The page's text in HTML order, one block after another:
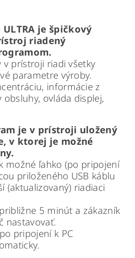
ULTRA je špičkový
riadený
v prístroji riadi všetky
parametre výroby.
informácie z
obsluhy, ovláda displej,
je v prístroji uložený
v ktorej je možné
možné ľahko (po pripojení
priloženého USB káblu
(aktualizovaný) riadiaci
5 minút a zákazník
nastavovať.
pripojení k PC